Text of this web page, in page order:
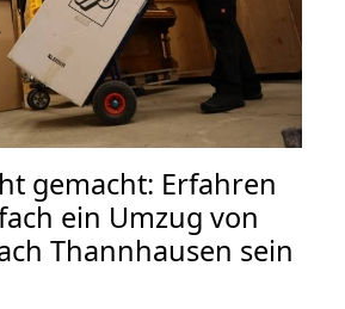
gemacht: Erfahren
ein Umzug von
Thannhausen sein